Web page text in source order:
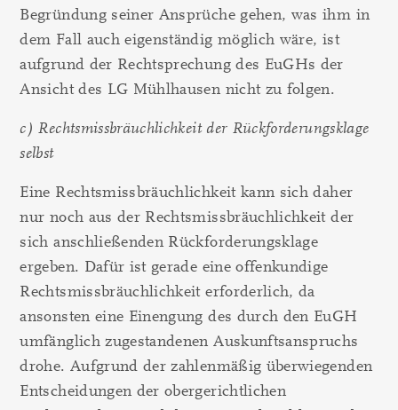
Begründung seiner Ansprüche gehen, was ihm in
dem Fall auch eigenständig möglich wäre, ist
aufgrund der Rechtsprechung des EuGHs der
Ansicht des LG Mühlhausen nicht zu folgen.
c) Rechtsmissbräuchlichkeit der Rückforderungsklage
selbst
Eine Rechtsmissbräuchlichkeit kann sich daher
nur noch aus der Rechtsmissbräuchlichkeit der
sich anschließenden Rückforderungsklage
ergeben. Dafür ist gerade eine offenkundige
Rechtsmissbräuchlichkeit erforderlich, da
ansonsten eine Einengung des durch den EuGH
umfänglich zugestandenen Auskunftsanspruchs
drohe. Aufgrund der zahlenmäßig überwiegenden
Entscheidungen der obergerichtlichen